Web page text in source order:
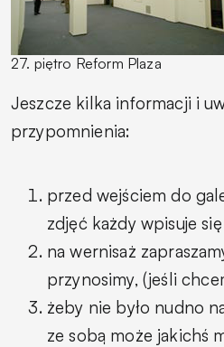
27. piętro Reform Plaza
Jeszcze kilka informacji i
przypomnienia:
przed wejściem do
zdjęć każdy wpisuje
na wernisaż
przynosimy, (jeśli
żeby nie było nudno
ze sobą może jakichś